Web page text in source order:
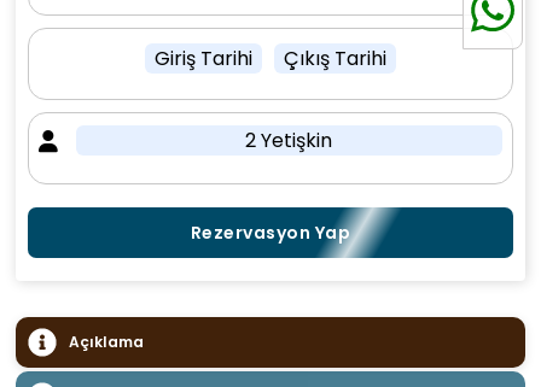
Giriş Tarihi Çıkış Tarihi
2 Yetişkin
Rezervasyon Yap
Açıklama